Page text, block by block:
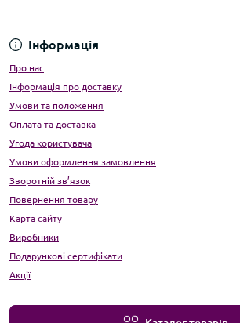
Інформація
Про нас
Інформація про доставку
Умови та положення
Оплата та доставка
Угода користувача
Умови оформлення замовлення
Зворотній зв’язок
Повернення товару
Карта сайту
Виробники
Подарункові сертифікати
Акції